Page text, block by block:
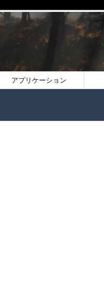
アプリケーション